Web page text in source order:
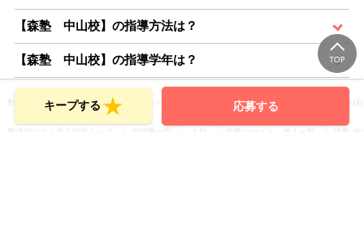
【森塾 中山校】の指導方法は？
【森塾 中山校】の指導学年は？
塾講師バイト求人情報トップ 神奈川県
森塾のバイト・求人一覧 森塾
キープする 応募する